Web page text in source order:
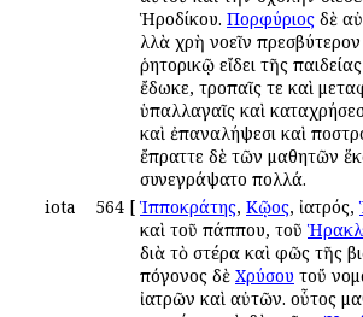
Ἡροδίκου. Πορφύριος δὲ
ἀλλὰ χρὴ νοεῖν
ῥητορικῷ εἴδει τῆς
ἔδωκε, τροπαῖς τε καὶ
ὑπαλλαγαῖς καὶ
καὶ ἐπαναλήψεσι καὶ
ἔπραττε δὲ τῶν μαθητῶν
συνεγράψατο πολλά.
iota
564 [ Ἱπποκράτης, Κῷος, ἰατρός,
καὶ τοῦ πάππου, τοῦ
διὰ τὸ ἀστέρα καὶ φῶς τῆς
ἀπόγονος δὲ Χρύσου τοὔ
ἰατρῶν καὶ αὐτῶν. οὗτος